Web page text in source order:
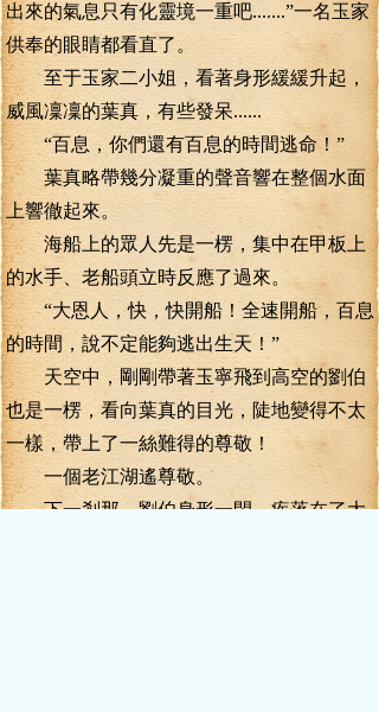
出來的氣息只有化靈境一重吧.......”一名玉家
供奉的眼睛都看直了。
至于玉家二小姐，看著身形緩緩升起，
威風凜凜的葉真，有些發呆......
“百息，你們還有百息的時間逃命！”
葉真略帶幾分凝重的聲音響在整個水面
上響徹起來。
海船上的眾人先是一楞，集中在甲板上
的水手、老船頭立時反應了過來。
“大恩人，快，快開船！全速開船，百息
的時間，說不定能夠逃出生天！”
天空中，剛剛帶著玉寧飛到高空的劉伯
也是一楞，看向葉真的目光，陡地變得不太
一樣，帶上了一絲難得的尊敬！
一個老江湖遙尊敬。
下一剎那，劉伯身形一閃，疾落在了大